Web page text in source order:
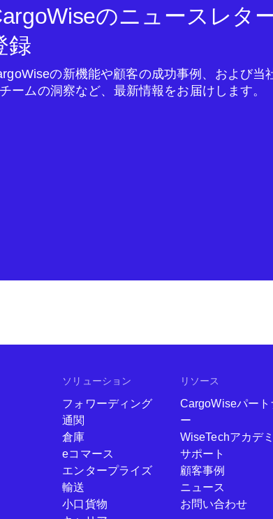
のニュースレタ
録
の新機能や顧客の成功事例、および当
ームの洞察など、最新情報をお届けします。
ソリューション
フォワーディング
通関
倉庫
eコマース
エンタープライズ
輸送
小口貨物
リソース
CargoWiseパート
ー
WiseTechアカデ
サポート
顧客事例
ニュース
お問い合わせ